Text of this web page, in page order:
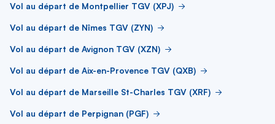
Vol au départ de Montpellier TGV (XPJ)
Vol au départ de Nîmes TGV (ZYN)
Vol au départ de Avignon TGV (XZN)
Vol au départ de Aix-en-Provence TGV (QXB)
Vol au départ de Marseille St-Charles TGV (XRF)
Vol au départ de Perpignan (PGF)